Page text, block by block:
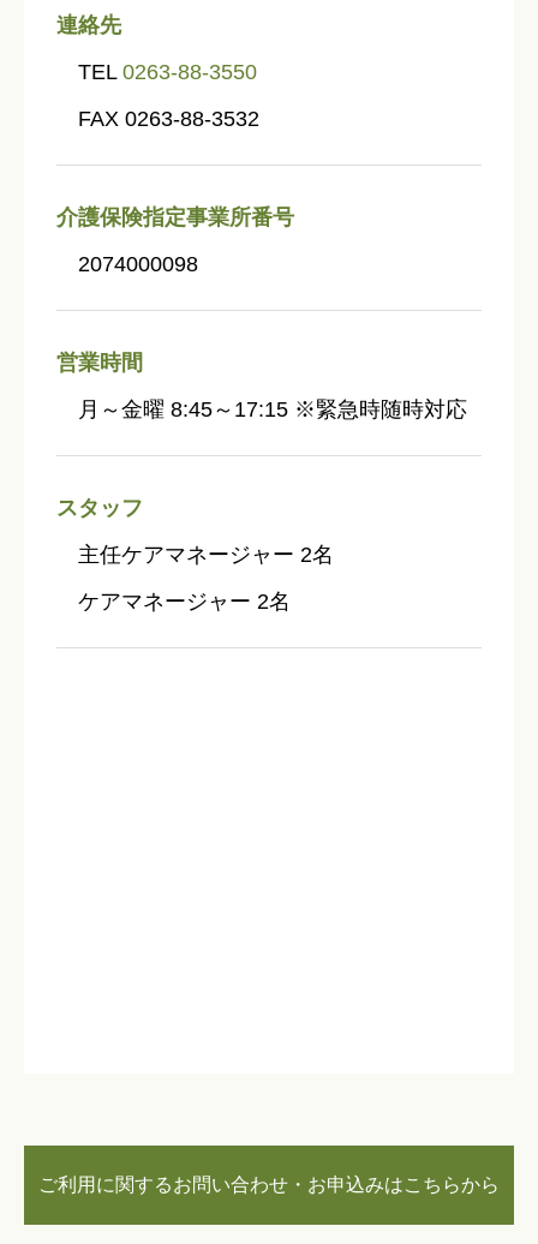
連絡先
TEL 0263-88-3550
FAX 0263-88-3532
介護保険指定事業所番号
2074000098
営業時間
月～金曜 8:45～17:15 ※緊急時随時対応
スタッフ
主任ケアマネージャー 2名
ケアマネージャー 2名
ご利用に関するお問い合わせ・お申込みはこちらから